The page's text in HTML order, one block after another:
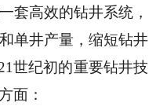
套高效的钻井系统，
单井产量，缩短钻井
世纪初的重要钻井技
面：